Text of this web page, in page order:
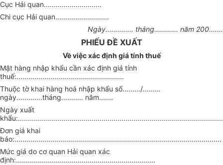
Cục Hải quan.............................
Chi cục Hải quan...........................
Ngày.............. tháng............ năm 200.......
PHIẾU ĐỀ XUẤT
Về việc xác định giá tính thuế
Mặt hàng nhập khẩu cần xác định giá tính
thuế:......................................................
Thuộc tờ khai hàng hoá nhập khẩu số........./.........
ngày.............tháng........... năm.......
Ngày xuất
Đơn giá khai
báo:........................................................................................................
Mức giá do cơ quan Hải quan xác
định:......................................................................